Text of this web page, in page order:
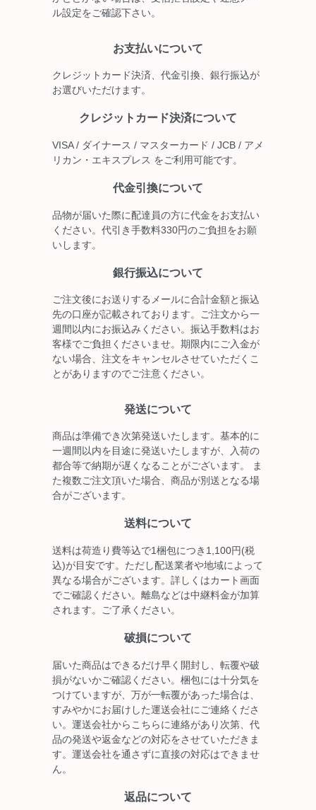
ル設定をご確認下さい。
お支払いについて
クレジットカード決済、代金引換、銀行振込が
お選びいただけます。
クレジットカード決済について
VISA / ダイナース / マスターカード / JCB / アメ
リカン・エキスプレス をご利用可能です。
代金引換について
品物が届いた際に配達員の方に代金をお支払い
ください。代引き手数料330円のご負担をお願
いします。
銀行振込について
ご注文後にお送りするメールに合計金額と振込
先の口座が記載されております。ご注文から一
週間以内にお振込みください。振込手数料はお
客様でご負担くださいませ。期限内にご入金が
ない場合、注文をキャンセルさせていただくこ
とがありますのでご注意ください。
発送について
商品は準備でき次第発送いたします。基本的に
一週間以内を目途に発送いたしますが、入荷の
都合等で納期が遅くなることがございます。 ま
た複数ご注文頂いた場合、商品が別送となる場
合がございます。
送料について
送料は荷造り費等込で1梱包につき1,100円(税
込)が目安です。ただし配送業者や地域によって
異なる場合がございます。詳しくはカート画面
でご確認ください。離島などは中継料金が加算
されます。ご了承ください。
破損について
届いた商品はできるだけ早く開封し、転覆や破
損がないかご確認ください。梱包には十分気を
つけていますが、万が一転覆があった場合は、
すみやかにお届けした運送会社にご連絡くださ
い。運送会社からこちらに連絡があり次第、代
品の発送や返金などの対応をさせていただきま
す。運送会社を通さずに直接の対応はできませ
ん。
返品について